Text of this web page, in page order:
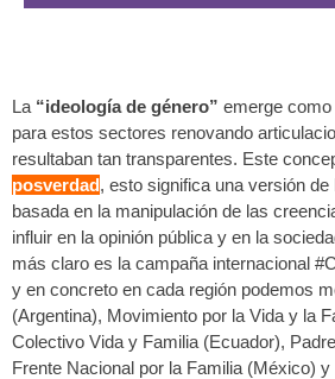
La “ideología de género” emerge
para estos sectores renovando
resultaban tan transparentes. Este
posverdad, esto significa una versión
basada en la manipulación de las
influir en la opinión pública y en la
más claro es la campaña internacional
y en concreto en cada región podemos
(Argentina), Movimiento por la Vida y la
Colectivo Vida y Familia (Ecuador),
Frente Nacional por la Familia (México)